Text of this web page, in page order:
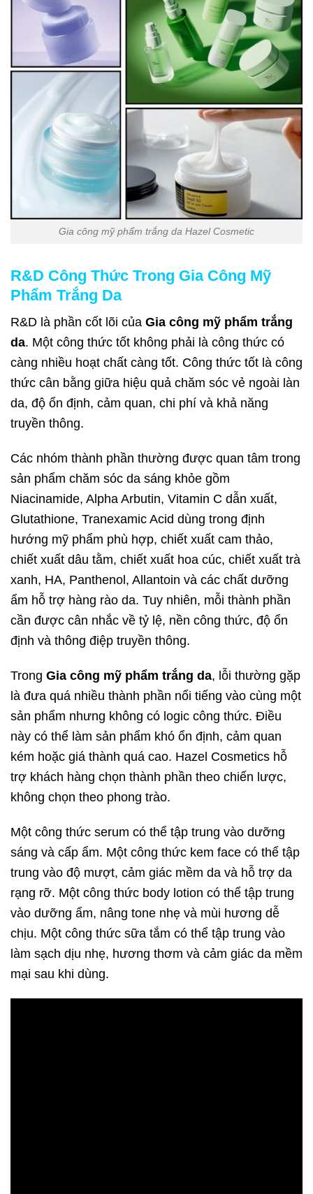
Gia công mỹ phẩm trắng da Hazel Cosmetic
R&D Công Thức Trong Gia Công Mỹ
Phẩm Trắng Da
R&D là phần cốt lõi của Gia công mỹ phẩm trắng
da. Một công thức tốt không phải là công thức có
càng nhiều hoạt chất càng tốt. Công thức tốt là công
thức cân bằng giữa hiệu quả chăm sóc vẻ ngoài làn
da, độ ổn định, cảm quan, chi phí và khả năng
truyền thông.
Các nhóm thành phần thường được quan tâm trong
sản phẩm chăm sóc da sáng khỏe gồm
Niacinamide, Alpha Arbutin, Vitamin C dẫn xuất,
Glutathione, Tranexamic Acid dùng trong định
hướng mỹ phẩm phù hợp, chiết xuất cam thảo,
chiết xuất dâu tằm, chiết xuất hoa cúc, chiết xuất trà
xanh, HA, Panthenol, Allantoin và các chất dưỡng
ẩm hỗ trợ hàng rào da. Tuy nhiên, mỗi thành phần
cần được cân nhắc về tỷ lệ, nền công thức, độ ổn
định và thông điệp truyền thông.
Trong Gia công mỹ phẩm trắng da, lỗi thường gặp
là đưa quá nhiều thành phần nổi tiếng vào cùng một
sản phẩm nhưng không có logic công thức. Điều
này có thể làm sản phẩm khó ổn định, cảm quan
kém hoặc giá thành quá cao. Hazel Cosmetics hỗ
trợ khách hàng chọn thành phần theo chiến lược,
không chọn theo phong trào.
Một công thức serum có thể tập trung vào dưỡng
sáng và cấp ẩm. Một công thức kem face có thể tập
trung vào độ mượt, cảm giác mềm da và hỗ trợ da
rạng rỡ. Một công thức body lotion có thể tập trung
vào dưỡng ẩm, nâng tone nhẹ và mùi hương dễ
chịu. Một công thức sữa tắm có thể tập trung vào
làm sạch dịu nhẹ, hương thơm và cảm giác da mềm
mại sau khi dùng.